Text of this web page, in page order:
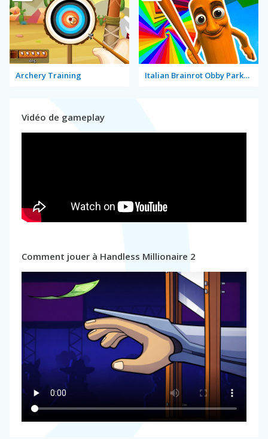
Archery Training Italian Brainrot Obby Parkour
Vidéo de gameplay
Comment jouer à Handless Millionaire 2